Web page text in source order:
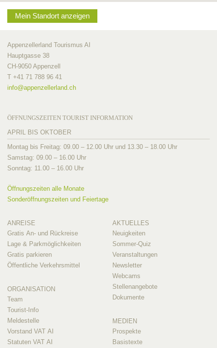
Mein Standort anzeigen
Appenzellerland Tourismus AI
Hauptgasse 38
CH-9050 Appenzell
T +41 71 788 96 41
info@appenzellerland.ch
ÖFFNUNGSZEITEN TOURIST INFORMATION
APRIL BIS OKTOBER
Montag bis Freitag: 09.00 – 12.00 Uhr und 13.30 – 18.00 Uhr
Samstag: 09.00 – 16.00 Uhr
Sonntag: 11.00 – 16.00 Uhr
Öffnungszeiten alle Monate
Sonderöffnungszeiten und Feiertage
ANREISE
Gratis An- und Rückreise
Lage & Parkmöglichkeiten
Gratis parkieren
Öffentliche Verkehrsmittel
ORGANISATION
Team
Tourist-Info
Meldestelle
Vorstand VAT AI
Statuten VAT AI
AKTUELLES
Neuigkeiten
Sommer-Quiz
Veranstaltungen
Newsletter
Webcams
Stellenangebote
Dokumente
MEDIEN
Prospekte
Basistexte